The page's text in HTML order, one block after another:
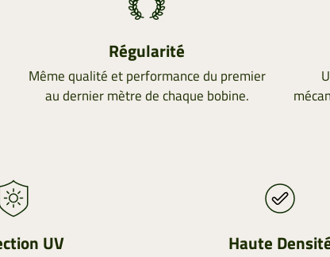
Régularité
Même qualité et performance du premier
au dernier mètre de chaque bobine.
UV Haute